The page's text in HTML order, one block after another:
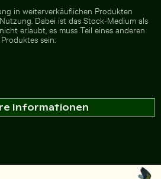
in weiterverkäuflichen Produkten
Dabei ist das Stock-Medium als
erlaubt, es muss Teil eines anderen
Produktes sein.
Informationen